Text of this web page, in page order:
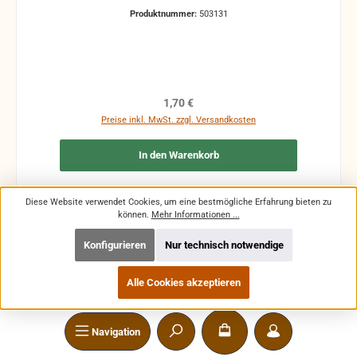
Navigation
Produktnummer: 503131
Regulärer Preis:
1,70 €
Preise inkl. MwSt. zzgl. Versandkosten
In den Warenkorb
Diese Website verwendet Cookies, um eine bestmögliche Erfahrung bieten zu
können. Mehr Informationen ...
Nur technisch notwendige
Konfigurieren
Alle Cookies akzeptieren